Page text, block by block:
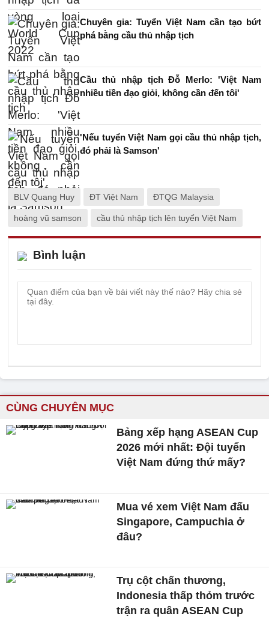
Chuyên gia: Tuyển Việt Nam cần tạo bứt
phá bằng cầu thủ nhập tịch
Cầu thủ nhập tịch Đỗ Merlo: 'Việt Nam
nhiều tiền đạo giỏi, không cần đến tôi'
'Nếu tuyển Việt Nam gọi cầu thủ nhập tịch,
đó phải là Samson'
BLV Quang Huy ĐT Việt Nam ĐTQG Malaysia
hoàng vũ samson cầu thủ nhập tịch lên tuyển Việt Nam
Bình luận
CÙNG CHUYÊN MỤC
Bảng xếp hạng ASEAN Cup
2026 mới nhất: Đội tuyển
Việt Nam đứng thứ mấy?
Mua vé xem Việt Nam đấu
Singapore, Campuchia ở
đâu?
Trụ cột chấn thương,
Indonesia thấp thỏm trước
trận ra quân ASEAN Cup